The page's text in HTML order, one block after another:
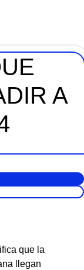
A
que la
llegan